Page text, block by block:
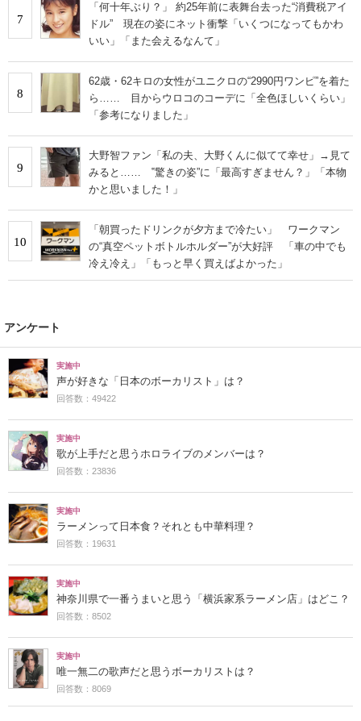
7
「何十年ぶり？」 約25年前に表舞台去った“消費税アイ
ドル” 現在の姿にネット衝撃「いくつになってもかわ
いい」「また会えるなんて」
8
62歳・62キロの女性がユニクロの“2990円ワンピ”を着た
ら…… 目からウロコのコーデに「全色ほしいくらい」
「参考になりました」
9
大野智ファン「私の夫、大野くんに似てて幸せ」→見て
みると…… ‟驚きの姿”に「最高すぎません？」「本物
かと思いました！」
10
「朝買ったドリンクが夕方まで冷たい」 ワークマン
の“真空ペットボトルホルダー”が大好評 「車の中でも
冷え冷え」「もっと早く買えばよかった」
アンケート
実施中
声が好きな「日本のボーカリスト」は？
回答数：49422
実施中
歌が上手だと思うホロライブのメンバーは？
回答数：23836
実施中
ラーメンって日本食？それとも中華料理？
回答数：19631
実施中
神奈川県で一番うまいと思う「横浜家系ラーメン店」はどこ？
回答数：8502
実施中
唯一無二の歌声だと思うボーカリストは？
回答数：8069